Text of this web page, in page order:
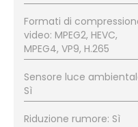
Formati di
video: MPEG2, HEVC,
MPEG4, VP9, H.265
Sensore luce
Sì
Riduzione rumore: Sì